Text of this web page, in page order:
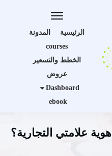
الرئيسية
المدونة
courses
الخطط والتسعير
عروض
Dashboard
ebook